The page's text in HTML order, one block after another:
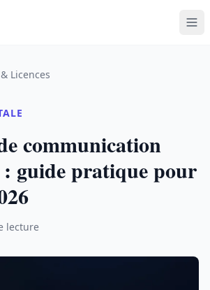
Licences
communication
guide pratique pour
lecture